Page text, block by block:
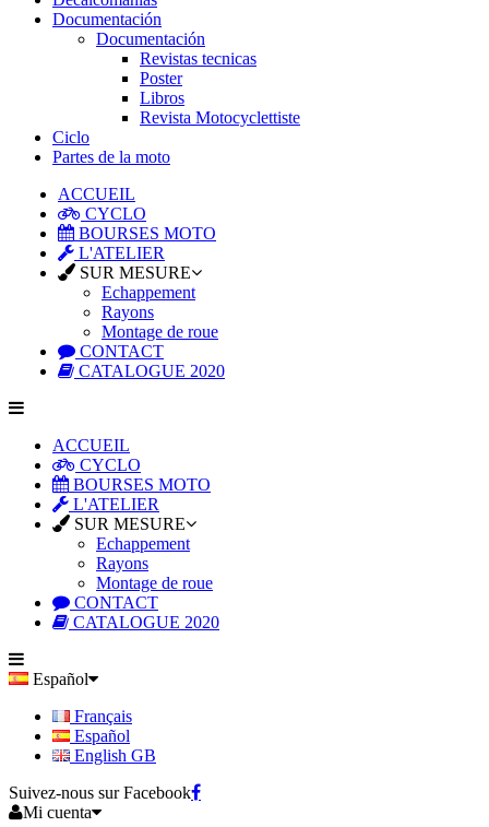
Documentación
Documentación
Revistas tecnicas
Poster
Libros
Revista Motocyclettiste
Ciclo
Partes de la moto
ACCUEIL
CYCLO
BOURSES MOTO
L'ATELIER
SUR MESURE
Echappement
Rayons
Montage de roue
CONTACT
CATALOGUE 2020
ACCUEIL
CYCLO
BOURSES MOTO
L'ATELIER
SUR MESURE
Echappement
Rayons
Montage de roue
CONTACT
CATALOGUE 2020
Español
Français
Español
English GB
Suivez-nous sur Facebook
Mi cuenta